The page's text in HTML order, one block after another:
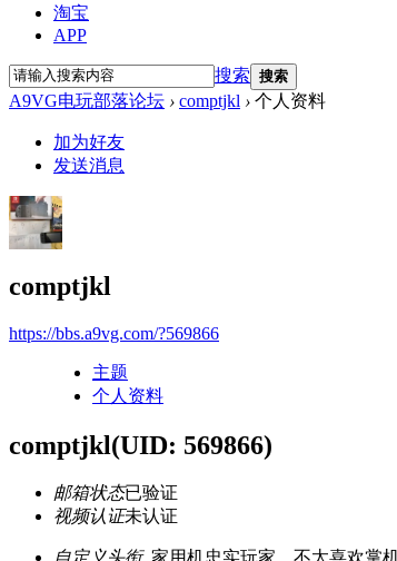
淘宝
APP
搜索 搜索
A9VG电玩部落论坛 › comptjkl › 个人资料
加为好友
发送消息
comptjkl
https://bbs.a9vg.com/?569866
主题
个人资料
comptjkl(UID: 569866)
邮箱状态已验证
视频认证未认证